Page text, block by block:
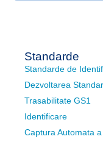
Standarde
Standarde de
Dezvoltarea
Trasabilitate GS1
Identificare
Captura Automata